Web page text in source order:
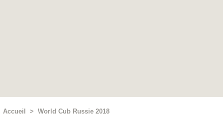
Accueil > World Cub Russie 2018